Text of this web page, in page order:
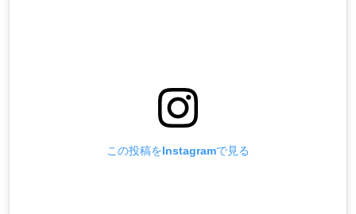
この投稿をInstagramで見る